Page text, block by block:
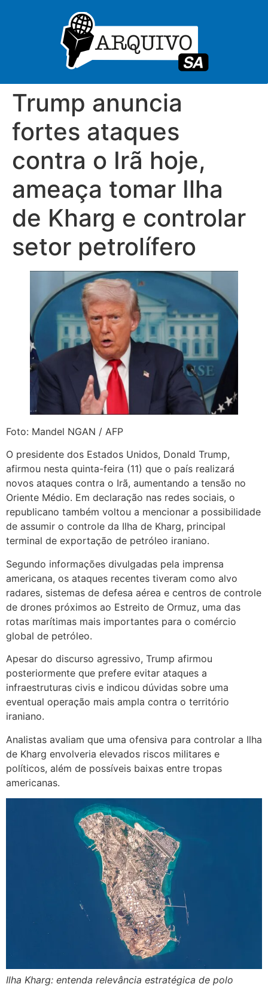
Trump anuncia
fortes ataques
contra o Irã hoje,
ameaça tomar Ilha
de Kharg e controlar
setor petrolífero
Foto: Mandel NGAN / AFP
O presidente dos Estados Unidos, Donald Trump,
afirmou nesta quinta-feira (11) que o país realizará
novos ataques contra o Irã, aumentando a tensão no
Oriente Médio. Em declaração nas redes sociais, o
republicano também voltou a mencionar a possibilidade
de assumir o controle da Ilha de Kharg, principal
terminal de exportação de petróleo iraniano.
Segundo informações divulgadas pela imprensa
americana, os ataques recentes tiveram como alvo
radares, sistemas de defesa aérea e centros de controle
de drones próximos ao Estreito de Ormuz, uma das
rotas marítimas mais importantes para o comércio
global de petróleo.
Apesar do discurso agressivo, Trump afirmou
posteriormente que prefere evitar ataques a
infraestruturas civis e indicou dúvidas sobre uma
eventual operação mais ampla contra o território
iraniano.
Analistas avaliam que uma ofensiva para controlar a Ilha
de Kharg envolveria elevados riscos militares e
políticos, além de possíveis baixas entre tropas
americanas.
Ilha Kharg: entenda relevância estratégica de polo